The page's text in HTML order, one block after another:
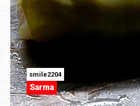
smile2204
Sarma